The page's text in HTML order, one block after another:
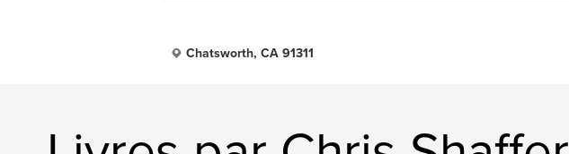
Chatsworth, CA 91311